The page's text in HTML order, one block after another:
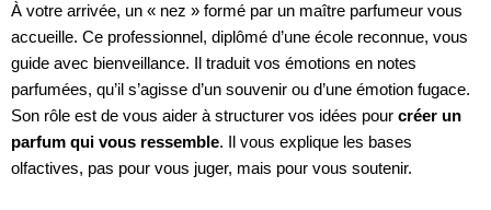
À votre arrivée, un « nez » formé par un maître parfumeur vous
accueille. Ce professionnel, diplômé d’une école reconnue, vous
guide avec bienveillance. Il traduit vos émotions en notes
parfumées, qu’il s’agisse d’un souvenir ou d’une émotion fugace.
Son rôle est de vous aider à structurer vos idées pour créer un
parfum qui vous ressemble. Il vous explique les bases
olfactives, pas pour vous juger, mais pour vous soutenir.